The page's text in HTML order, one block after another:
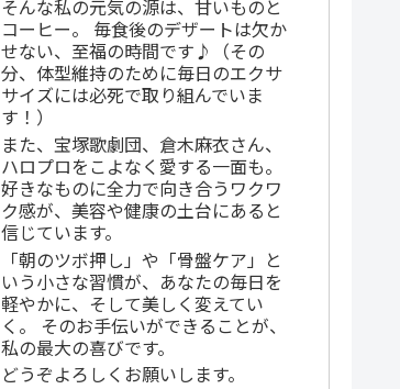
そんな私の元気の源は、甘いものと
コーヒー。 毎食後のデザートは欠か
せない、至福の時間です♪（その
分、体型維持のために毎日のエクサ
サイズには必死で取り組んでいま
す！）
また、宝塚歌劇団、倉木麻衣さん、
ハロプロをこよなく愛する一面も。
好きなものに全力で向き合うワクワ
ク感が、美容や健康の土台にあると
信じています。
「朝のツボ押し」や「骨盤ケア」と
いう小さな習慣が、あなたの毎日を
軽やかに、そして美しく変えてい
く。 そのお手伝いができることが、
私の最大の喜びです。
どうぞよろしくお願いします。